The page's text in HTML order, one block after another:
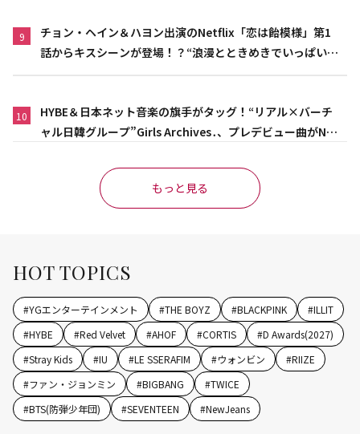
9
チョン・ヘイン＆ハヨン出演のNetflix「恋は飴模様」第1
話からキスシーンが登場！？“浪漫とときめきでいっぱいの
10
HYBE＆日本ネット音楽の旗手がタッグ！“リアル×バーチ
ャル日韓グループ”Girls Archives․、プレデビュー曲がNet
もっと見る
HOT TOPICS
#YGエンターテインメント #THE BOYZ #BLACKPINK #ILLIT
#HYBE #Red Velvet #AHOF #CORTIS #D Awards(2027)
#Stray Kids #IU #LE SSERAFIM #ウォンビン #RIIZE
#ファン・ジョンミン #BIGBANG #TWICE
#BTS(防弾少年団) #SEVENTEEN #NewJeans